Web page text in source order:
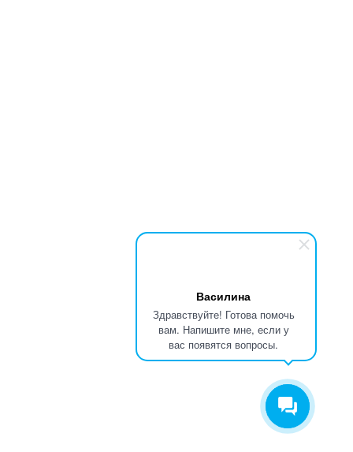
Василина
Здравствуйте! Готова помочь
вам. Напишите мне, если у
вас появятся вопросы.